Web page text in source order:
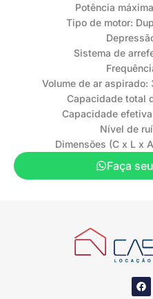
Potência
Tipo de motor:
Sistema de
Volume de ar
Capacidade total
Capacidade
Nível de
Dimensões (C x L x
Faça